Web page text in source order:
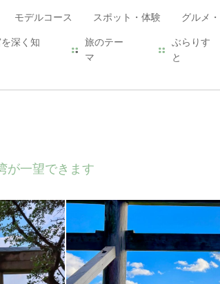
モデルコース スポット・体験 グルメ
深く知
旅のテー
マ
ぶらりす
と
が一望できます